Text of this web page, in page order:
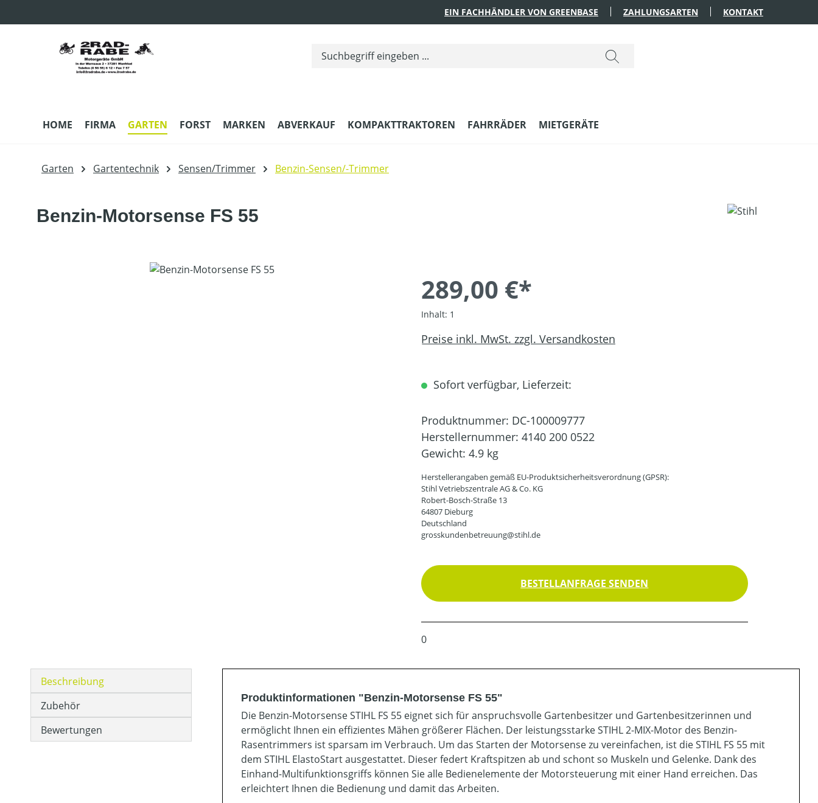
EIN FACHHÄNDLER VON GREENBASE ZAHLUNGSARTEN KONTAKT
HOME FIRMA GARTEN FORST MARKEN ABVERKAUF KOMPAKTTRAKTOREN FAHRRÄDER MIETGERÄTE
Garten Gartentechnik Sensen/Trimmer Benzin-Sensen/-Trimmer
Benzin-Motorsense FS 55
289,00 €*
Inhalt: 1
Preise inkl. MwSt. zzgl. Versandkosten
Sofort verfügbar, Lieferzeit:
Produktnummer: DC-100009777
Herstellernummer: 4140 200 0522
Gewicht: 4.9 kg
Herstellerangaben gemäß EU-Produktsicherheitsverordnung (GPSR):
Stihl Vetriebszentrale AG & Co. KG
Robert-Bosch-Straße 13
64807 Dieburg
Deutschland
grosskundenbetreuung@stihl.de
BESTELLANFRAGE SENDEN
0
Beschreibung
Zubehör
Bewertungen
Produktinformationen "Benzin-Motorsense FS 55"
Die Benzin-Motorsense STIHL FS 55 eignet sich für anspruchsvolle Gartenbesitzer und Gartenbesitzerinnen und
ermöglicht Ihnen ein effizientes Mähen größerer Flächen. Der leistungsstarke STIHL 2-MIX-Motor des Benzin-
Rasentrimmers ist sparsam im Verbrauch. Um das Starten der Motorsense zu vereinfachen, ist die STIHL FS 55 mit
dem STIHL ElastoStart ausgestattet. Dieser federt Kraftspitzen ab und schont so Muskeln und Gelenke. Dank des
Einhand-Multifunktionsgriffs können Sie alle Bedienelemente der Motorsteuerung mit einer Hand erreichen. Das
erleichtert Ihnen die Bedienung und damit das Arbeiten.